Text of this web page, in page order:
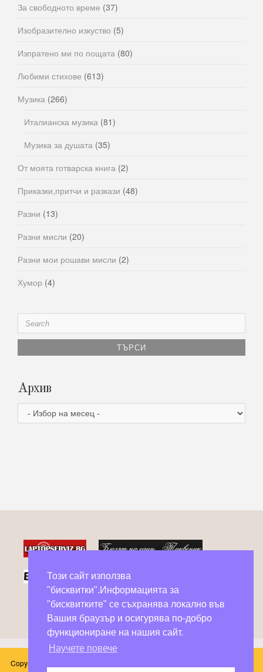
За свободното време (37)
Изобразително изкуство (5)
Изпратено ми по пощата (80)
Любими стихове (613)
Музика (266)
Италианска музика (81)
Музика за душата (35)
От моята готварска книга (2)
Приказки,притчи и разкази (48)
Разни (13)
Разни мисли (20)
Разни мои рошави мисли (2)
Хумор (4)
Search
for:
Архив
Архив
Фейсбук групи в помощ на бездомни животни
Copyright © 2026 Блог Слънчоглед. Всички произведения, публикувани в
Този сайт използва
"бисквитки".Информацията за
"бисквитките" се съхранява локално във
Вашия браузър и осигурява по-добро
функциониране на нашия сайт.
Научете повече